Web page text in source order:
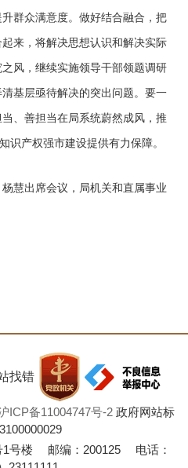
群众满意度。做好结合融合，把
来，将解决思想认识和解决实际
风，继续实施领导干部领题调研
基层亟待解决的突出问题。要一
、善担当在局系统蔚然成风，推
识产权强市建设提供有力保障。
出席会议，局机关和直属事业
ICP备11004747号-2 政府网站标
1号楼 邮编：200125 电话：